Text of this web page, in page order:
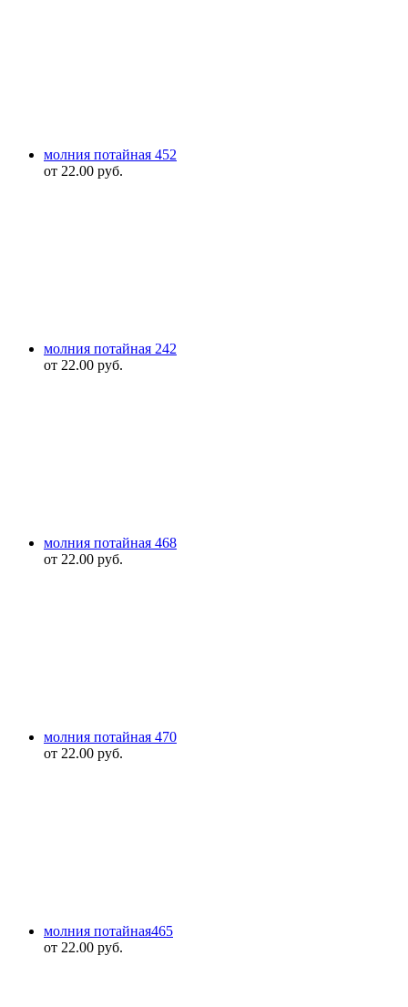
молния потайная 452
от 22.00 руб.
молния потайная 242
от 22.00 руб.
молния потайная 468
от 22.00 руб.
молния потайная 470
от 22.00 руб.
молния потайная465
от 22.00 руб.